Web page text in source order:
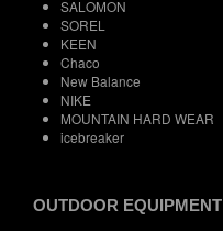
SALOMON
SOREL
KEEN
Chaco
New Balance
NIKE
MOUNTAIN HARD WEAR
icebreaker
OUTDOOR EQUIPMENT